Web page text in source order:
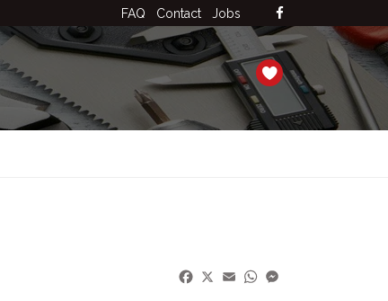
FAQ Contact Jobs
Facebook
X EmailWhatsApp